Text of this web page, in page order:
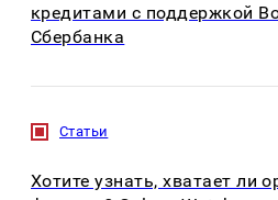
кредитами с поддержкой
Сбербанка
Статьи
Хотите узнать, хватает ли